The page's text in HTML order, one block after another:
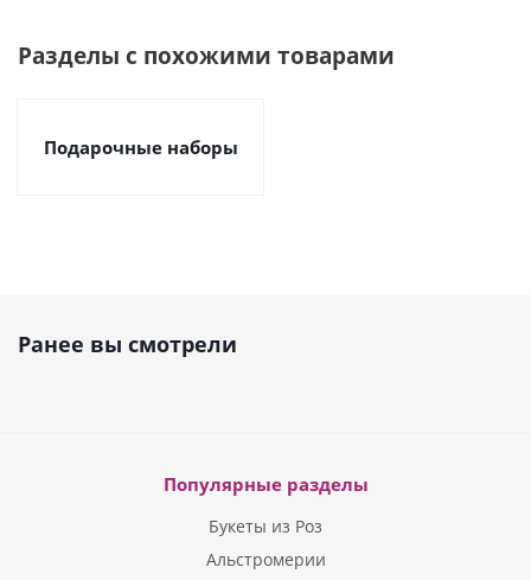
Разделы с похожими товарами
Подарочные наборы
Ранее вы смотрели
Популярные разделы
Букеты из Роз
Альстромерии